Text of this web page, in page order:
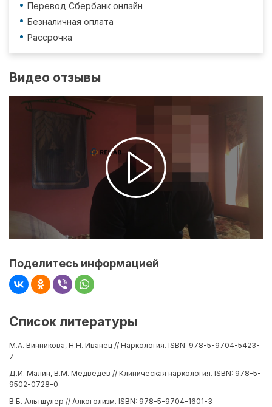
Перевод Сбербанк онлайн
Безналичная оплата
Рассрочка
Видео отзывы
Поделитесь информацией
Список литературы
М.А. Винникова, Н.Н. Иванец // Наркология. ISBN: 978-5-9704-5423-
7
Д.И. Малин, В.М. Медведев // Клиническая наркология. ISBN: 978-5-
9502-0728-0
В.Б. Альтшулер // Алкоголизм. ISBN: 978-5-9704-1601-3